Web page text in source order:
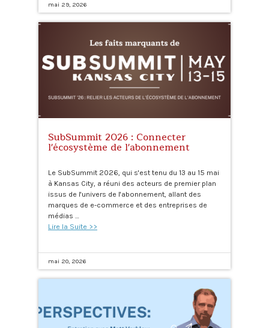
mai 29, 2026
SubSummit 2026 : Connecter
l'écosystème de l'abonnement
Le SubSummit 2026, qui s'est tenu du 13 au 15 mai
à Kansas City, a réuni des acteurs de premier plan
issus de l'univers de l'abonnement, allant des
marques de e-commerce et des entreprises de
médias …
Lire la Suite >>
mai 20, 2026